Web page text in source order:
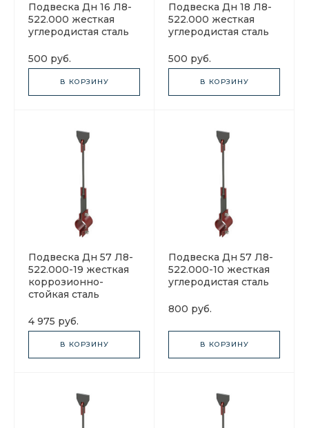
Подвеска Дн 16 Л8-
522.000 жесткая
углеродистая сталь
500 руб.
В КОРЗИНУ
Подвеска Дн 18 Л8-
522.000 жесткая
углеродистая сталь
500 руб.
В КОРЗИНУ
Подвеска Дн 57 Л8-
522.000-19 жесткая
коррозионно-
стойкая сталь
4 975 руб.
В КОРЗИНУ
Подвеска Дн 57 Л8-
522.000-10 жесткая
углеродистая сталь
800 руб.
В КОРЗИНУ